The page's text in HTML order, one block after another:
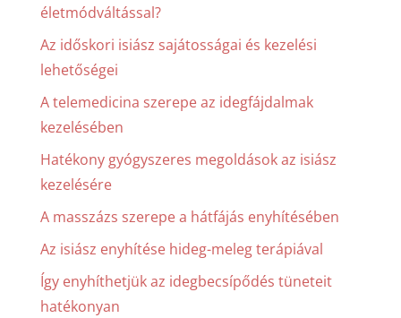
életmódváltással?
Az időskori isiász sajátosságai és kezelési
lehetőségei
A telemedicina szerepe az idegfájdalmak
kezelésében
Hatékony gyógyszeres megoldások az isiász
kezelésére
A masszázs szerepe a hátfájás enyhítésében
Az isiász enyhítése hideg-meleg terápiával
Így enyhíthetjük az idegbecsípődés tüneteit
hatékonyan